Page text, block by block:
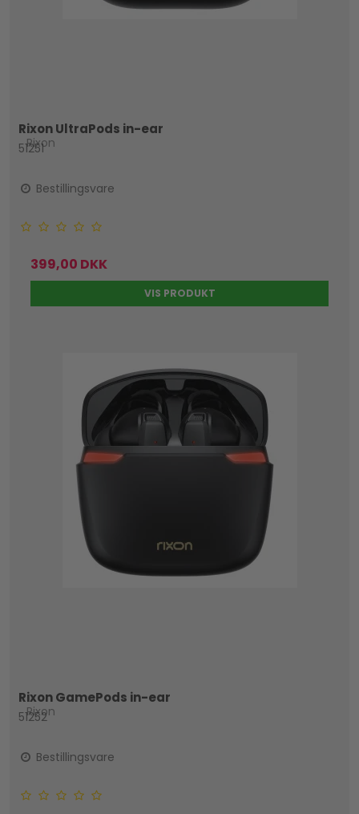
Rixon UltraPods in-ear
Rixon
51251
Bestillingsvare
399,00 DKK
VIS PRODUKT
Rixon GamePods in-ear
Rixon
51252
Bestillingsvare